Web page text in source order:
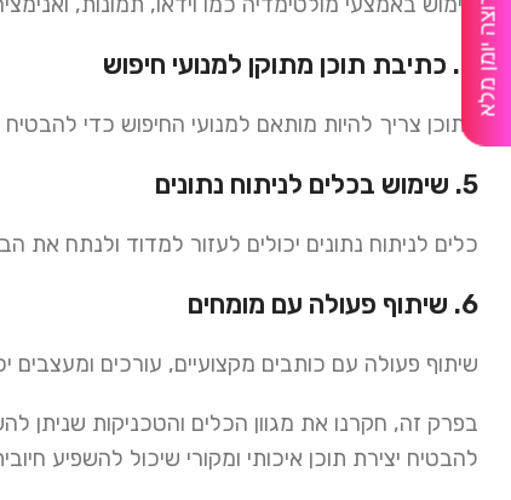
התוכן צריך להיות מותאם למנועי החיפוש כדי
5. שימוש בכלים לניתוח נתונים
כלים לניתוח נתונים יכולים לעזור למדוד ולנתח את
6. שיתוף פעולה עם מומחים
שיתוף פעולה עם כותבים מקצועיים, עורכים ומעצבים
בפרק זה, חקרנו את מגוון הכלים והטכניקות שניתן
להבטיח יצירת תוכן איכותי ומקורי שיכול להשפיע
אני רוצה יומן מלא